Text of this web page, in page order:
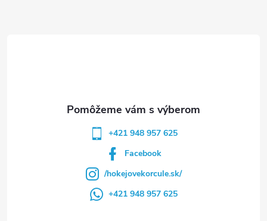
+421 948 957 625
Facebook
/hokejovekorcule.sk/
+421 948 957 625